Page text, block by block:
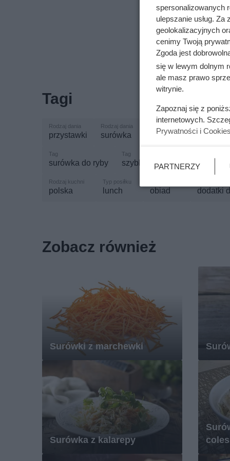
Tagi
przystawki surówka surówki z marchewki
surówka do ryby szybki zdrowy obiad
polska lunch obiad dodatki
Zobacz również
Surówki z marchewki
Surówka z kalarepy
spersonalizowanych
ulepszanie usług.
geolokalizacyjnych
cenimy Twoją
Zgoda jest
się w lewym dolnym
ale masz prawo
witrynie.
Zapoznaj się z
internetowych.
Prywatności i Cookies
PARTNERZY